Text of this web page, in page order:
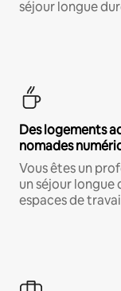
séjour longue
Des logements
nomades
Vous êtes un
un séjour
espaces de